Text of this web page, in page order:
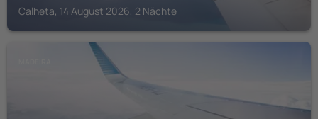
Calheta, 14 August 2026, 2 Nächte